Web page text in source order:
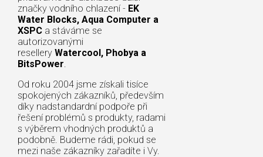
značky vodního chlazení - EK
Water Blocks, Aqua Computer a
XSPC a stáváme se
autorizovanými
resellery Watercool, Phobya a
BitsPower.
Od roku 2004 jsme získali tisíce
spokojených zákazníků, především
díky nadstandardní podpoře při
řešení problémů s produkty, radami
s výběrem vhodných produktů a
podobně. Budeme rádi, pokud se
mezi naše zákazníky zařadíte i Vy.